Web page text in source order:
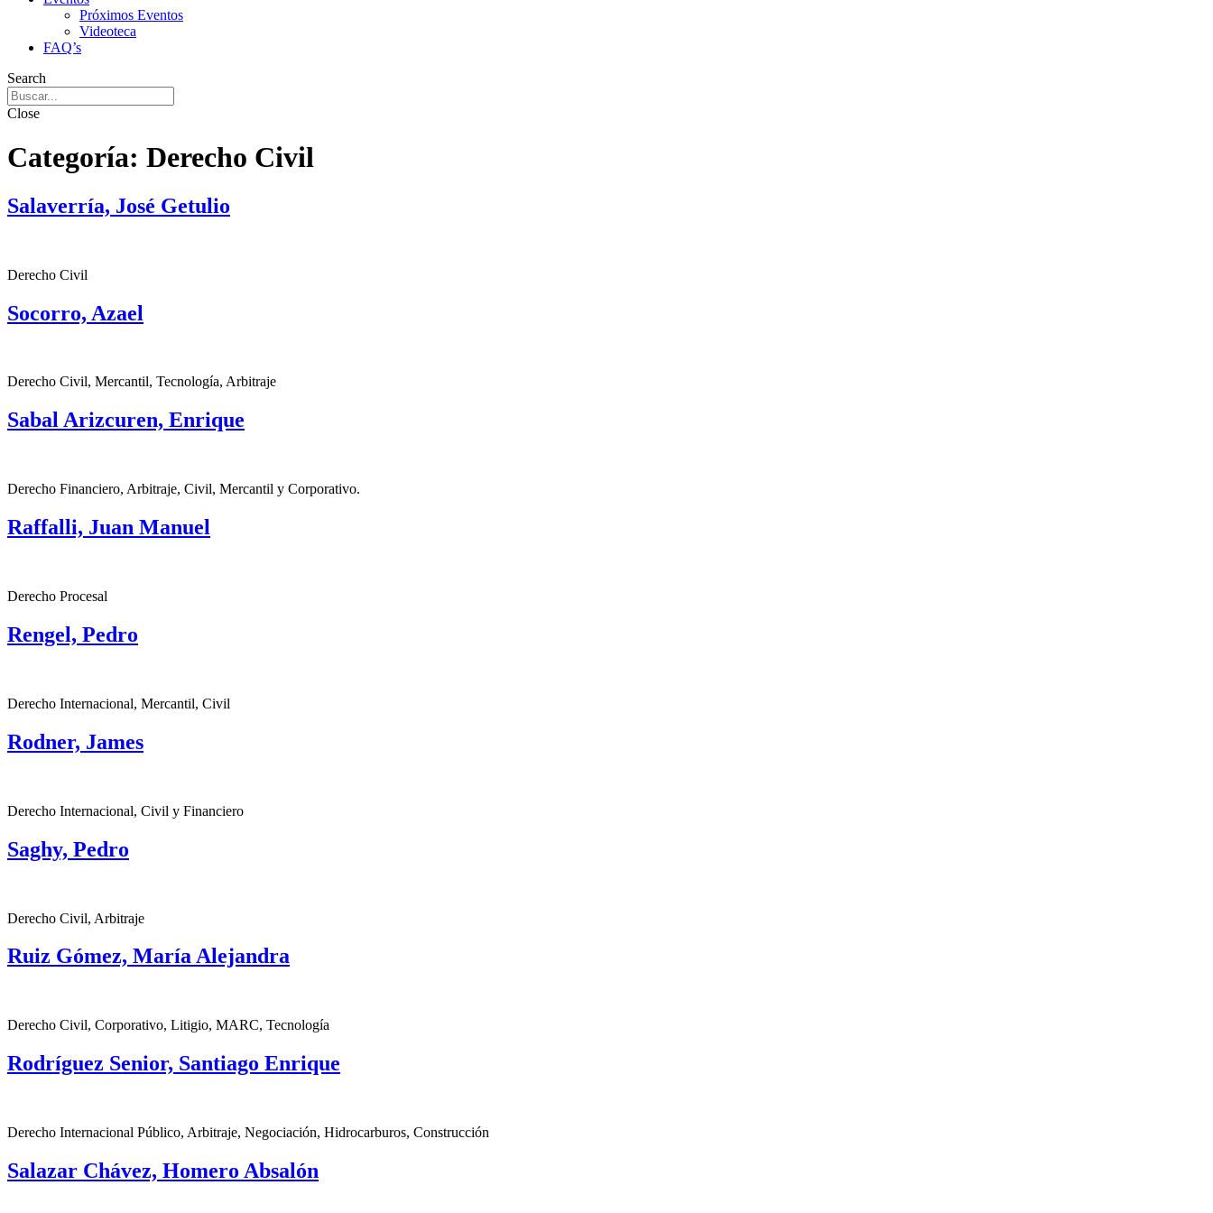
Próximos Eventos
Videoteca
FAQ’s
Search
Close
Categoría: Derecho Civil
Salaverría, José Getulio
Derecho Civil
Socorro, Azael
Derecho Civil, Mercantil, Tecnología, Arbitraje
Sabal Arizcuren, Enrique
Derecho Financiero, Arbitraje, Civil, Mercantil y Corporativo.
Raffalli, Juan Manuel
Derecho Procesal
Rengel, Pedro
Derecho Internacional, Mercantil, Civil
Rodner, James
Derecho Internacional, Civil y Financiero
Saghy, Pedro
Derecho Civil, Arbitraje
Ruiz Gómez, María Alejandra
Derecho Civil, Corporativo, Litigio, MARC, Tecnología
Rodríguez Senior, Santiago Enrique
Derecho Internacional Público, Arbitraje, Negociación, Hidrocarburos, Construcción
Salazar Chávez, Homero Absalón